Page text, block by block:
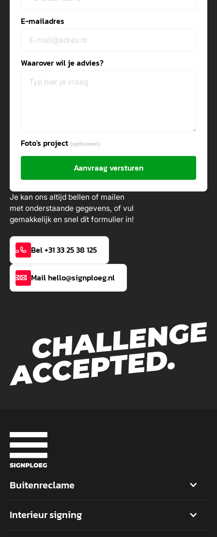
E-mailadres
Waarover wil je advies?
Foto's project(optioneel)
Aanvraag versturen
Je kan ons altijd bellen of mailen
met onderstaande gegevens, of vul
gemakkelijk en snel dit formulier in!
Bel +31 33 25 38 125
Mail hello@signploeg.nl
Buitenreclame
Interieur signing